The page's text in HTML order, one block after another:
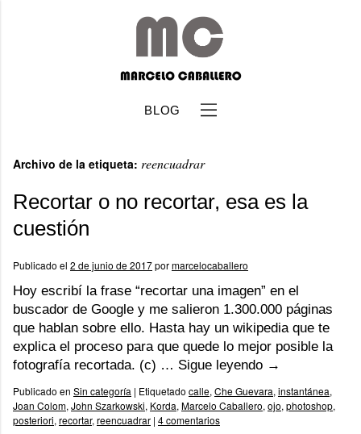
BLOG
Archivo de la etiqueta: reencuadrar
Recortar o no recortar, esa es la
cuestión
Publicado el 2 de junio de 2017pormarcelocaballero
Hoy escribí la frase “recortar una imagen” en el
buscador de Google y me salieron 1.300.000 páginas
que hablan sobre ello. Hasta hay un wikipedia que te
explica el proceso para que quede lo mejor posible la
fotografía recortada. (c) … Sigue leyendo →
Publicado en Sin categoría | Etiquetado calle, Che Guevara, instantánea,
Joan Colom, John Szarkowski, Korda, Marcelo Caballero, ojo, photoshop,
posteriori, recortar, reencuadrar | 4 comentarios